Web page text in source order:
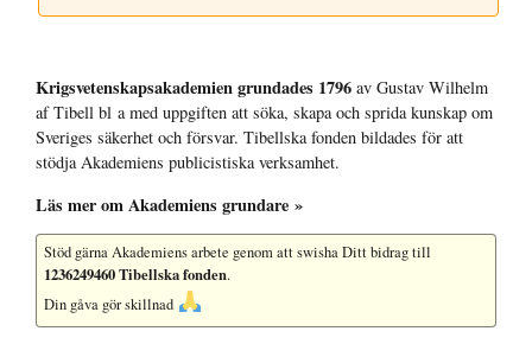
Krigsvetenskap­sakademien grundades 1796 av Gustav Wilhelm
af Tibell bl a med uppgiften att söka, skapa och sprida kunskap om
Sveriges säkerhet och försvar. Tibellska fonden bildades för att
stödja Akademiens publicistiska verksamhet.
Läs mer om Akademiens grundare »
Stöd gärna Akademiens arbete genom att swisha Ditt bidrag till
1236249460 Tibellska fonden.
Din gåva gör skillnad